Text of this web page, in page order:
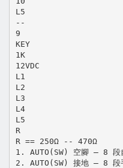
L5
--
9
KEY
1K
12VDC
L1
L2
L3
L4
L5
R
R == 250Ω -- 470Ω
1. AUTO(SW) 空腳 – 8 段
2. AUTO(SW) 接地 – 8 段